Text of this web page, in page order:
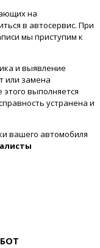
на
в автосервис. При
мы приступим к
и выявление
или замена
выполняется
устранена и
вашего автомобиля